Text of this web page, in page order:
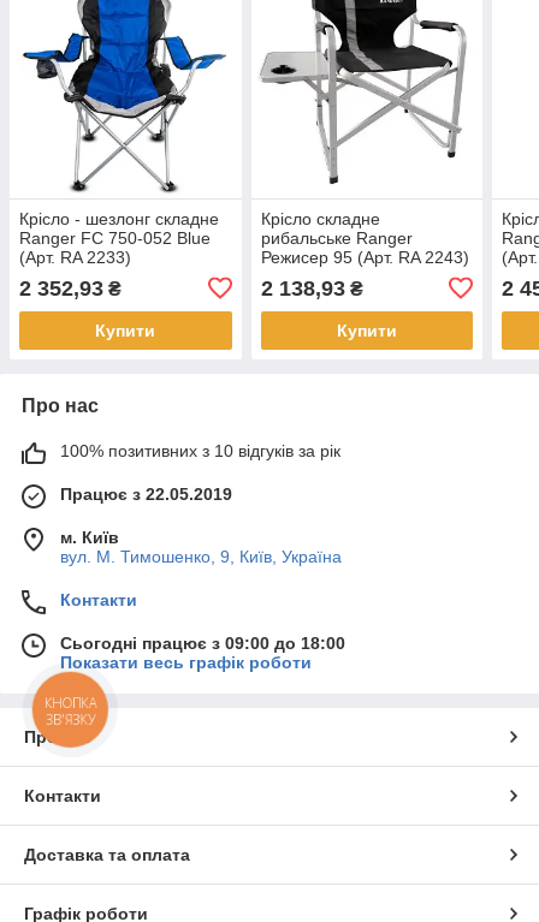
Крісло - шезлонг складне
Ranger FC 750-052 Blue
(Арт. RA 2233)
2 352,93 ₴
Купити
Крісло складне
рибальське Ranger
Режисер 95 (Арт. RA 2243)
2 138,93₴
Купити
2
Про нас
100% позитивних з 10 відгуків за рік
Працює з 22.05.2019
м. Київ
вул. М. Тимошенко, 9, Київ, Україна
Контакти
Сьогодні працює з 09:00 до 18:00
Показати весь графік роботи
Про нас
Контакти
Доставка та оплата
Графік роботи
КНОПКА
ЗВ'ЯЗКУ